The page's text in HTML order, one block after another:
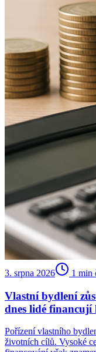
3. srpna 2026 1 min
Vlastní bydlení
dnes lidé
Pořízení vlastního
životních cílů. Vysoké